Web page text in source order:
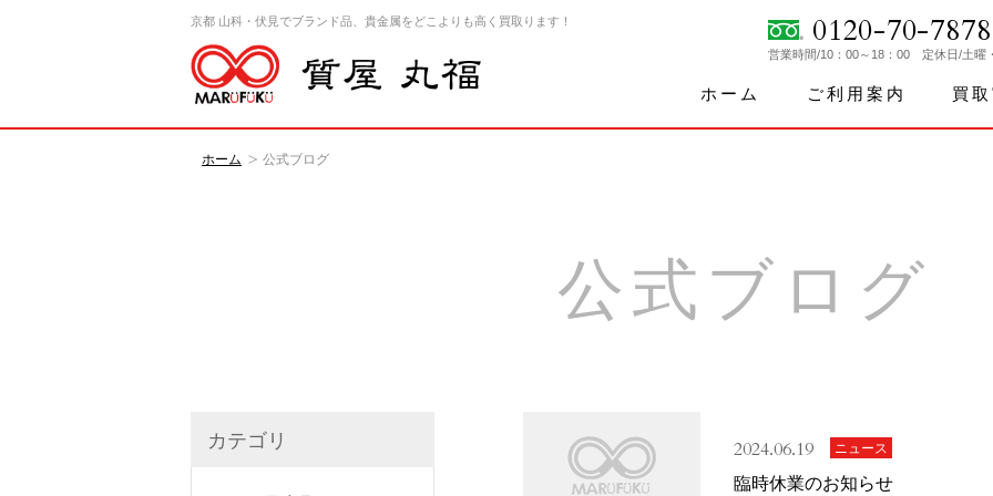
京都 山科・伏見でブランド品、貴金属をどこよりも高く買取ります！
ホーム ご利用案内 買
0120-70-7878
営業時間/10：00～18：00 定休日/土曜
ホーム 公式ブログ
公式ブログ
2024.06.19 ニュース
臨時休業のお知らせ
カテゴリ